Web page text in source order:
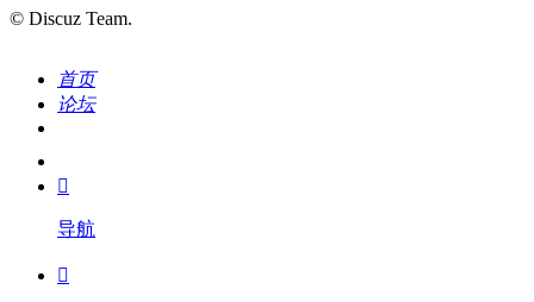
© Discuz Team.
首页
论坛
我的

导航
